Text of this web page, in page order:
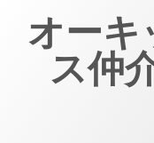
オーキ
ス仲